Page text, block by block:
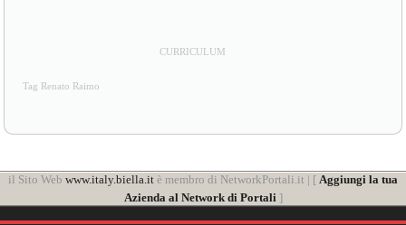
CURRICULUM
Tag Renato Raimo
il Sito Web www.italy.biella.it è membro di NetworkPortali.it | [ Aggiungi la tua
Azienda al Network di Portali]